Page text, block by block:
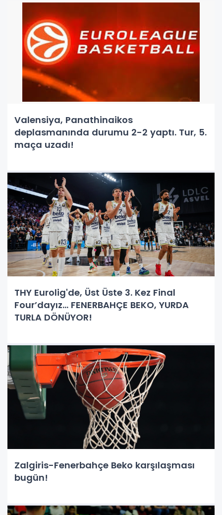
Valensiya, Panathinaikos
deplasmanında durumu 2-2 yaptı. Tur, 5.
maça uzadı!
THY Eurolig'de, Üst Üste 3. Kez Final
Four’dayız… FENERBAHÇE BEKO, YURDA
TURLA DÖNÜYOR!
Zalgiris-Fenerbahçe Beko karşılaşması
bugün!